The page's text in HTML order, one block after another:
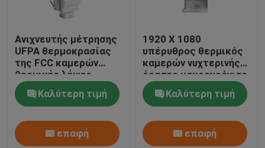
Ανιχνευτής μέτρησης
UFPA θερμοκρασίας
της FCC καμερών
θερμικής λήψης
εικόνων ποσοστού
25Hz πλαισίων
Καλύτερη τιμή
επαφή
1920 X 1080
υπέρυθρος θερμικός
καμερών νυχτερινής
όρασης μακροχρόνιας
σειράς για τη μέτρηση
θερμοκρασίας
Καλύτερη τιμή
επαφή